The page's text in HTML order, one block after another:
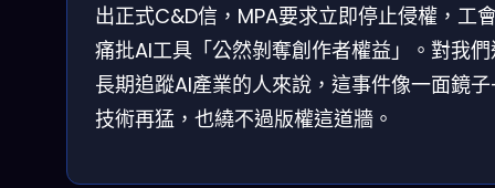
出正式C&D信，MPA要求立即停止侵權，工
痛批AI工具「公然剝奪創作者權益」。對我
長期追蹤AI產業的人來說，這事件像一面鏡
技術再猛，也繞不過版權這道牆。